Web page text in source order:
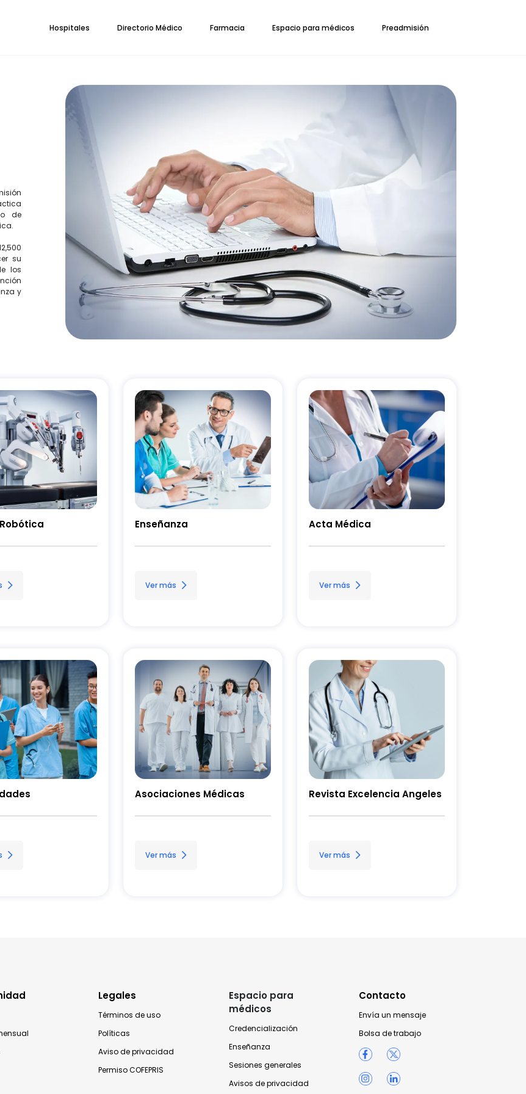
Hospitales Directorio Médico Farmacia Espacio para médicos Preadmisión
de
su
los
y
Enseñanza
Ver más
Acta Médica
Ver más
Asociaciones Médicas
Ver más
Revista Excelencia Angeles
Ver más
Legales
Términos de uso
Políticas
Aviso de privacidad
Permiso COFEPRIS
Espacio para
médicos
Credencialización
Enseñanza
Sesiones generales
Avisos de privacidad
Contacto
Envía un mensaje
Bolsa de trabajo